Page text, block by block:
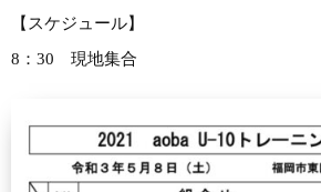
【スケジュール】
8：30 現地集合